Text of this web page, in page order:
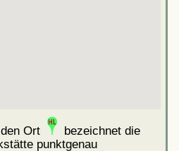
Ort
bezeichnet die
punktgenau